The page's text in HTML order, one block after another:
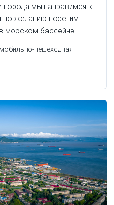
города мы направимся к
по желанию посетим
морском бассейне…
пешеходная